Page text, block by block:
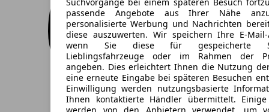
passende Angebote aus Ihrer Nähe
personalisierte Werbung und Nachrichten
diese auszuwerten. Wir speichern Ihre E-Mail-
wenn Sie diese für gespeicherte
Lieblingsfahrzeuge oder im Rahmen der
angeben. Dies erleichtert Ihnen die Nutzung
eine erneute Eingabe bei späteren Besuchen
Einwilligung werden nutzungsbasierte
Ihnen kontaktierte Händler übermittelt. Einige
werden von den Anbietern verwendet, um